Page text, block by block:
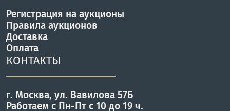
Регистрация на аукционы
Правила аукционов
Доставка
Оплата
КОНТАКТЫ
г. Москва, ул. Вавилова 57Б
Работаем с Пн-Пт с 10 до 19 ч.